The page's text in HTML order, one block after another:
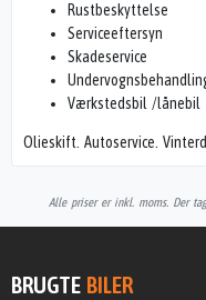
Rustbeskyttelse
Serviceeftersyn
Skadeservice
Værkstedsbil /lånebil
Olieskift. Autoservice.
Alle priser er inkl. moms. Der
BRUGTE BILER